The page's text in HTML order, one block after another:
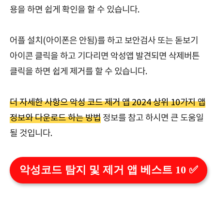
용을 하면 쉽게 확인을 할 수 있습니다.
어플 설치(아이폰은 안됨)를 하고 보안검사 또는 돋보기
아이콘 클릭을 하고 기다리면 악성앱 발견되면 삭제버튼
클릭을 하면 쉽게 제거를 할 수 있습니다.
더 자세한 사항으 악성 코드 제거 앱 2024 상위 10가지 앱
정보와 다운로드 하는 방법 정보를 참고 하시면 큰 도움일
될 것입니다.
악성코드 탐지 및 제거 앱 베스트 10 ✅